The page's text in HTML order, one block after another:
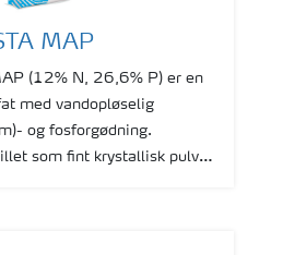
MAP
(12% N, 26,6% P) er en
med vandopløselig
og fosforgødning.
som fint krystallisk pulver